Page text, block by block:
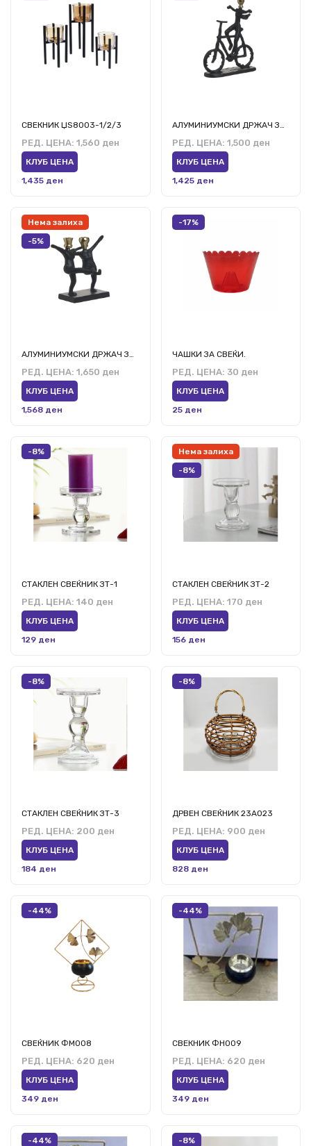
СВЕКНИК ЏЅ8003-1/2/3
РЕД. ЦЕНА: 1,560 ден
КЛУБ ЦЕНА
1,435 ден
РЕД. ЦЕНА: 1,500 ден
КЛУБ ЦЕНА
1,425 ден
Нема залиха
-5%
АЛУМИНИУМСКИ ДРЖАЧ ЗА СВЕЌИЧКИ ЗА 2 СЕДИШТА ЦРН/ЗЛАТЕН13Х23Х23
РЕД. ЦЕНА: 1,650 ден
КЛУБ ЦЕНА
1,568 ден
-17%
ЧАШКИ ЗА СВЕЌИ.
РЕД. ЦЕНА: 30 ден
КЛУБ ЦЕНА
25 ден
-8%
СТАКЛЕН СВЕЌНИК ЗТ-1
РЕД. ЦЕНА: 140 ден
КЛУБ ЦЕНА
129 ден
Нема залиха
-8%
СТАКЛЕН СВЕЌНИК ЗТ-2
РЕД. ЦЕНА: 170 ден
КЛУБ ЦЕНА
156 ден
-8%
СТАКЛЕН СВЕЌНИК ЗТ-3
РЕД. ЦЕНА: 200 ден
КЛУБ ЦЕНА
184 ден
-8%
ДРВЕН СВЕЌНИК 23А023
РЕД. ЦЕНА: 900 ден
КЛУБ ЦЕНА
828 ден
-44%
СВЕЌНИК ФМ008
РЕД. ЦЕНА: 620 ден
КЛУБ ЦЕНА
349 ден
-44%
СВЕКНИК ФН009
РЕД. ЦЕНА: 620 ден
КЛУБ ЦЕНА
349 ден
-44% -8%